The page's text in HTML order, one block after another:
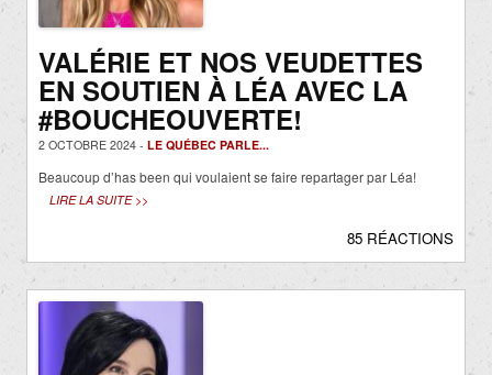
VALÉRIE ET NOS VEUDETTES
EN SOUTIEN À LÉA AVEC LA
#BOUCHEOUVERTE!
2 OCTOBRE 2024 - LE QUÉBEC PARLE...
Beaucoup d’has been qui voulaient se faire repartager par Léa!
LIRE LA SUITE >>
85 RÉACTIONS